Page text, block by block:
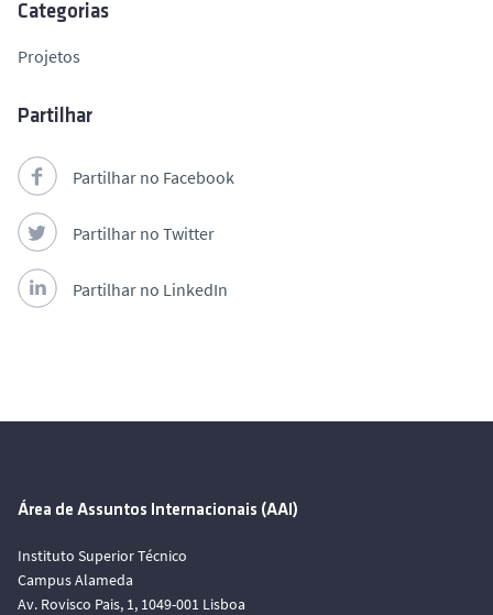
Categorias
Projetos
Partilhar
Partilhar no Facebook
Partilhar no Twitter
Partilhar no LinkedIn
Área de Assuntos Internacionais (AAI)
Instituto Superior Técnico
Campus Alameda
Av. Rovisco Pais, 1, 1049-001 Lisboa